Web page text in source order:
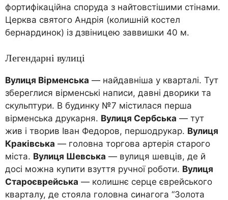
фортифікаційна споруда з найтовстішими стінами.
Церква святого Андрія (колишній костел
бернардинок) із дзвіницею заввишки 40 м.
Легендарні вулиці
Вулиця Вірменська — найдавніша у кварталі. Тут
збереглися вірменські написи, давні дворики та
скульптури. В будинку №7 містилася перша
вірменська друкарня. Вулиця Сербська — тут
жив і творив Іван Федоров, першодрукар. Вулиця
Краківська — головна торгова артерія старого
міста. Вулиця Шевська — вулиця шевців, де й
досі можна купити взуття ручної роботи. Вулиця
Староєврейська — колишнє серце єврейського
кварталу, де стояла головна синагога “Золота